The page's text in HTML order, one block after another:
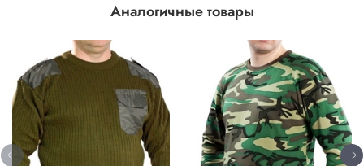
Аналогичные товары